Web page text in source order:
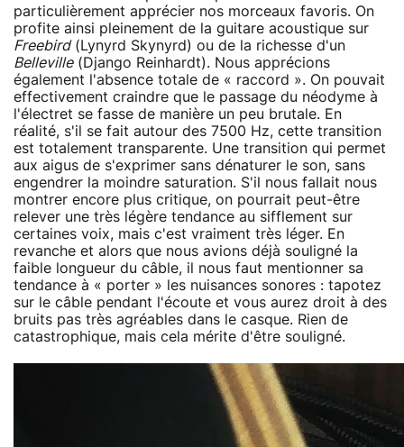
particulièrement apprécier nos morceaux favoris. On
profite ainsi pleinement de la guitare acoustique sur
Freebird(Lynyrd Skynyrd) ou de la richesse d'un
Belleville(Django Reinhardt). Nous apprécions
également l'absence totale de « raccord ». On pouvait
effectivement craindre que le passage du néodyme à
l'électret se fasse de manière un peu brutale. En
réalité, s'il se fait autour des 7500 Hz, cette transition
est totalement transparente. Une transition qui permet
aux aigus de s'exprimer sans dénaturer le son, sans
engendrer la moindre saturation. S'il nous fallait nous
montrer encore plus critique, on pourrait peut-être
relever une très légère tendance au sifflement sur
certaines voix, mais c'est vraiment très léger. En
revanche et alors que nous avions déjà souligné la
faible longueur du câble, il nous faut mentionner sa
tendance à « porter » les nuisances sonores : tapotez
sur le câble pendant l'écoute et vous aurez droit à des
bruits pas très agréables dans le casque. Rien de
catastrophique, mais cela mérite d'être souligné.